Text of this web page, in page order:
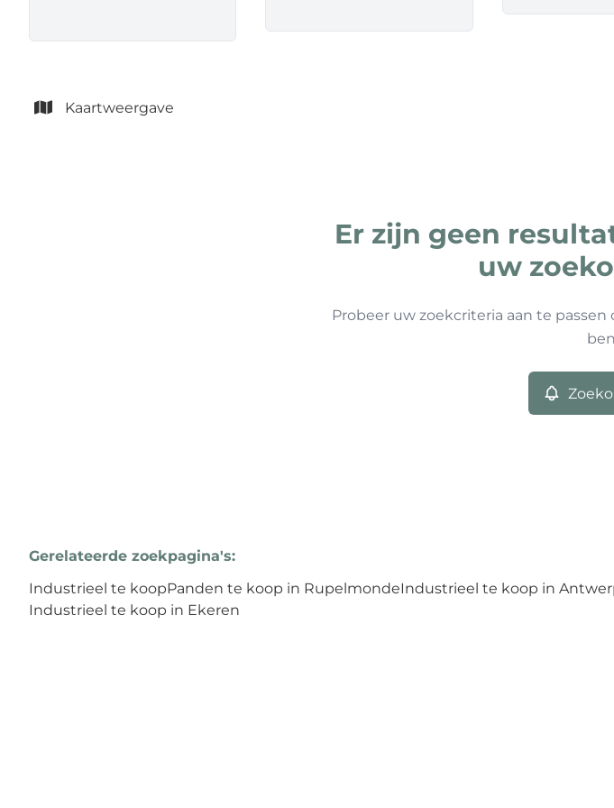
Kaartweergave
Er zijn geen
uw
Probeer uw zoekcriteria aan te
Gerelateerde zoekpagina's:
Industrieel te koopPanden te koop in RupelmondeIndustrieel te koop in
Industrieel te koop in Ekeren